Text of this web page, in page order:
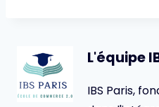
L'équipe
IBS Paris,